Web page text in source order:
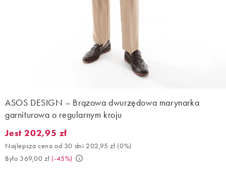
ASOS DESIGN – Brązowa dwurzędowa marynarka
garniturowa o regularnym kroju
Jest 202,95 zł. Najlepsza cena od 30 dni 202,95 zł (0%). Było
Jest 202,95 zł
Najlepsza cena od 30 dni 202,95 zł (0%)
Było 369,00 zł (-45%)